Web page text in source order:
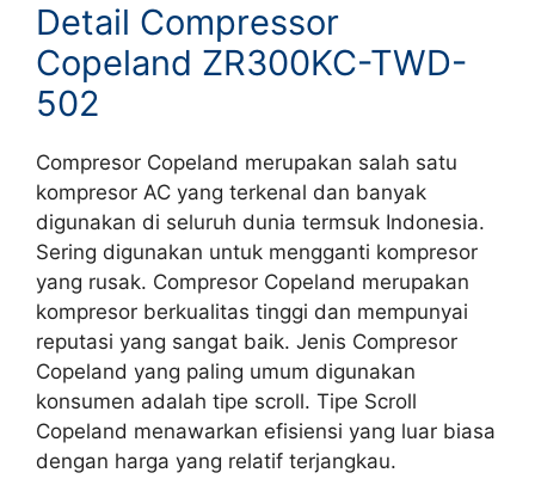
Detail Compressor
Copeland ZR300KC-TWD-
502
Compresor Copeland merupakan salah satu
kompresor AC yang terkenal dan banyak
digunakan di seluruh dunia termsuk Indonesia.
Sering digunakan untuk mengganti kompresor
yang rusak. Compresor Copeland merupakan
kompresor berkualitas tinggi dan mempunyai
reputasi yang sangat baik. Jenis Compresor
Copeland yang paling umum digunakan
konsumen adalah tipe scroll. Tipe Scroll
Copeland menawarkan efisiensi yang luar biasa
dengan harga yang relatif terjangkau.